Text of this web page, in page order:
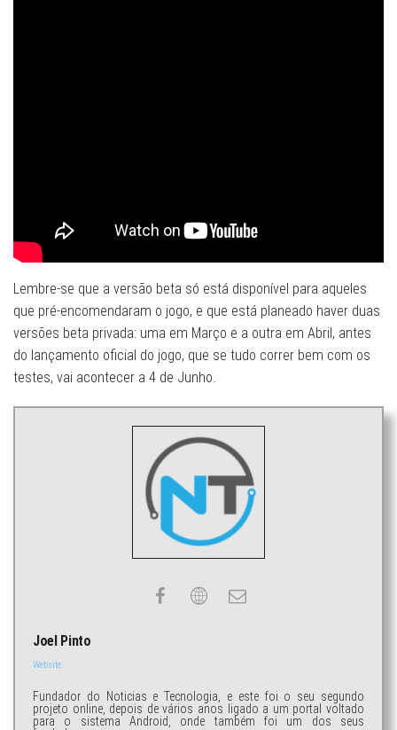
Lembre-se que a versão beta só está disponível para aqueles
que pré-encomendaram o jogo, e que está planeado haver duas
versões beta privada: uma em Março e a outra em Abril, antes
do lançamento oficial do jogo, que se tudo correr bem com os
testes, vai acontecer a 4 de Junho.
Joel Pinto
Website
Fundador do Noticias e Tecnologia, e este foi o seu segundo
projeto online, depois de vários anos ligado a um portal voltado
para o sistema Android, onde também foi um dos seus